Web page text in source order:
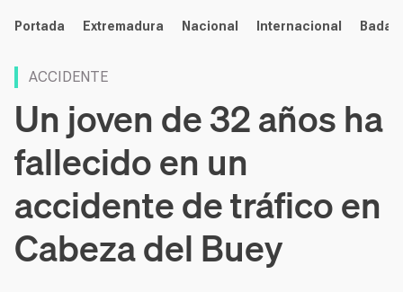
noticias
Portada Extremadura Nacional Internacional
ACCIDENTE
Un joven de 32 años ha
fallecido en un
accidente de tráfico en
Cabeza del Buey